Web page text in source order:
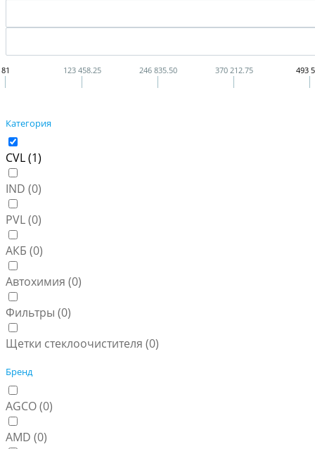
81 123 458.25 246 835.50 370 212.75 493
Категория
CVL (1)
IND (0)
PVL (0)
АКБ (0)
Автохимия (0)
Фильтры (0)
Щетки стеклоочистителя (0)
Бренд
AGCO (0)
AMD (0)